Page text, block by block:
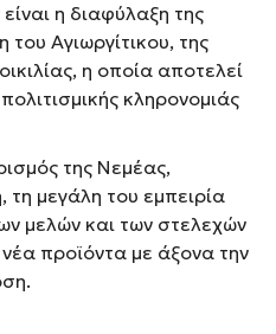
η διαφύλαξη της
Aγιωργίτικου, της
η οποία αποτελεί
κληρονομιάς
της Νεμέας,
τη μεγάλη του εμπειρία
μελών και των στελεχών
προϊόντα με άξονα την